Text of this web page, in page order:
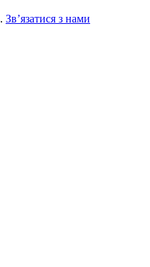
Зв’язатися з нами